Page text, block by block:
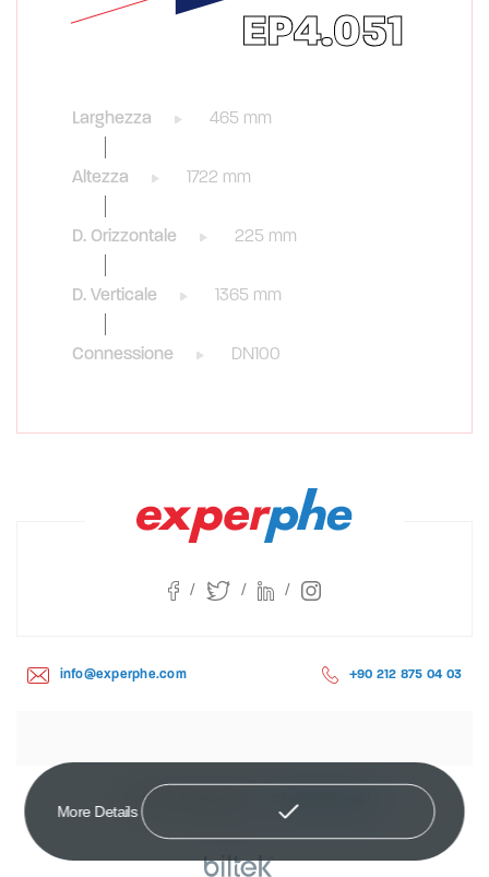
More Details
EP4.051
Larghezza 465 mm
Altezza 1722 mm
D. Orizzontale 225 mm
D. Verticale 1365 mm
Connessione DN100
info@experphe.com +90 212 875 04 03
© 2021 Plakalı Eşanjör